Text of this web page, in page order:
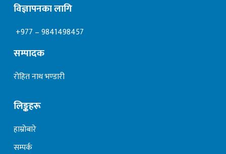
विज्ञापनका लागि
+977 – 9841498457
सम्पादक
रोहित नाथ भण्डारी
लिङ्कहरू
हाम्रोबारे
सम्पर्क